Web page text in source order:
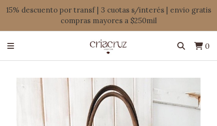
15% descuento por transf | 3 cuotas s/interés | envio gratis
compras mayores a $250mil
0